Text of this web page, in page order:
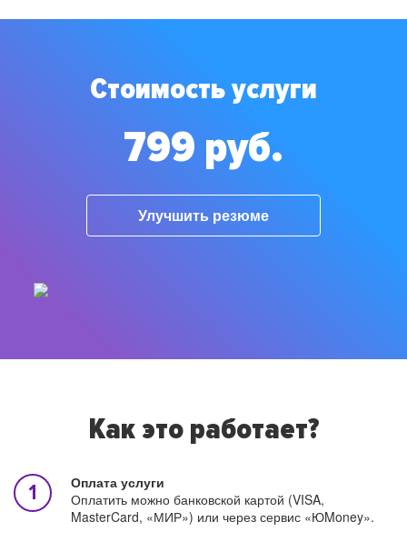
Стоимость услуги
799 руб.
Улучшить резюме
Как это работает?
Оплата услуги
Оплатить можно банковской картой (VISA,
MasterCard, «МИР») или через сервис «ЮMoney».